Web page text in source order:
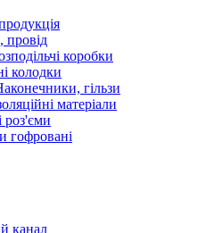
провід
коробки
колодки
гільзи
матеріали
роз'єми
гофровані
канал